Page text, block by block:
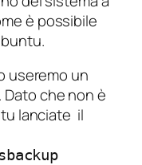
è possibile
useremo un
che non è
lanciate il